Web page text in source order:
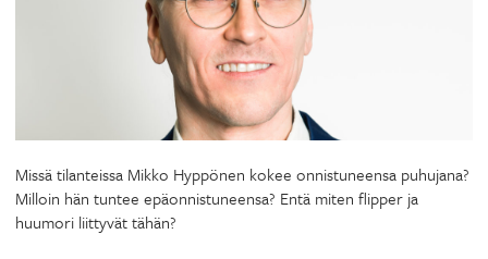
Missä tilanteissa Mikko Hyppönen kokee onnistuneensa puhujana?
Milloin hän tuntee epäonnistuneensa? Entä miten flipper ja
huumori liittyvät tähän?